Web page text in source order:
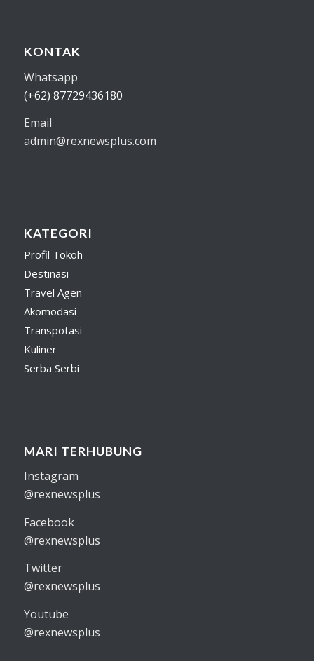
KONTAK
Whatsapp
(+62) 87729436180
Email
admin@rexnewsplus.com
KATEGORI
Profil Tokoh
Destinasi
Travel Agen
Akomodasi
Transpotasi
Kuliner
Serba Serbi
MARI TERHUBUNG
Instagram
@rexnewsplus
Facebook
@rexnewsplus
Twitter
@rexnewsplus
Youtube
@rexnewsplus